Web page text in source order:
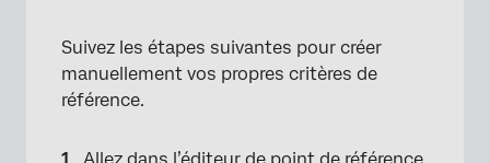
Suivez les étapes suivantes pour créer
manuellement vos propres critères de
référence.